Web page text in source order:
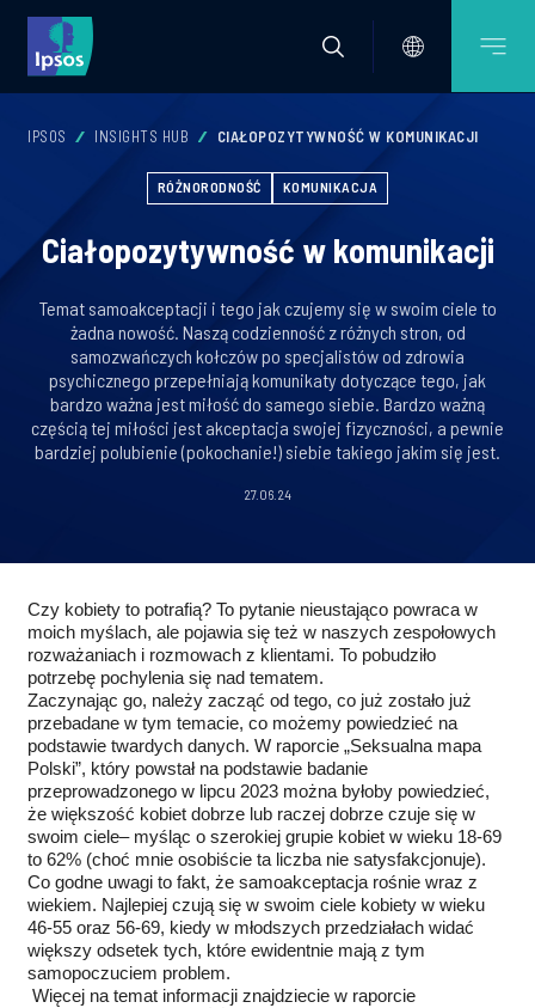
IPSOS INSIGHTS HUB CIAŁOPOZYTYWNOŚĆ W KOMUNIKACJI
RÓŻNORODNOŚĆ KOMUNIKACJA
Ciałopozytywność w komunikacji
Temat samoakceptacji i tego jak czujemy się w swoim ciele to
żadna nowość. Naszą codzienność z różnych stron, od
samozwańczych kołczów po specjalistów od zdrowia
psychicznego przepełniają komunikaty dotyczące tego, jak
bardzo ważna jest miłość do samego siebie. Bardzo ważną
częścią tej miłości jest akceptacja swojej fizyczności, a pewnie
bardziej polubienie (pokochanie!) siebie takiego jakim się jest.
27.06.24
Czy kobiety to potrafią? To pytanie nieustająco powraca w
moich myślach, ale pojawia się też w naszych zespołowych
rozważaniach i rozmowach z klientami. To pobudziło
potrzebę pochylenia się nad tematem.
Zaczynając go, należy zacząć od tego, co już zostało już
przebadane w tym temacie, co możemy powiedzieć na
podstawie twardych danych. W raporcie „Seksualna mapa
Polski”, który powstał na podstawie badanie
przeprowadzonego w lipcu 2023 można byłoby powiedzieć,
że większość kobiet dobrze lub raczej dobrze czuje się w
swoim ciele– myśląc o szerokiej grupie kobiet w wieku 18-69
to 62% (choć mnie osobiście ta liczba nie satysfakcjonuje).
Co godne uwagi to fakt, że samoakceptacja rośnie wraz z
wiekiem. Najlepiej czują się w swoim ciele kobiety w wieku
46-55 oraz 56-69, kiedy w młodszych przedziałach widać
większy odsetek tych, które ewidentnie mają z tym
samopoczuciem problem.
Więcej na temat informacji znajdziecie w raporcie